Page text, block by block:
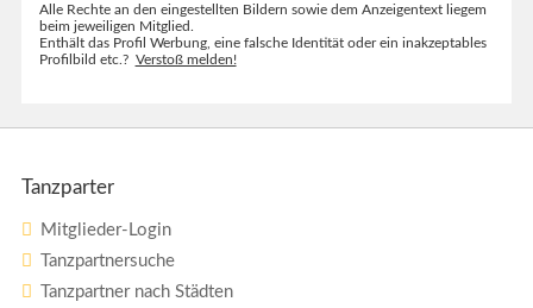
Alle Rechte an den eingestellten Bildern sowie dem Anzeigentext liegem
beim jeweiligen Mitglied.
Enthält das Profil Werbung, eine falsche Identität oder ein inakzeptables
Profilbild etc.? Verstoß melden!
Tanzparter
Mitglieder-Login
Tanzpartnersuche
Tanzpartner nach Städten